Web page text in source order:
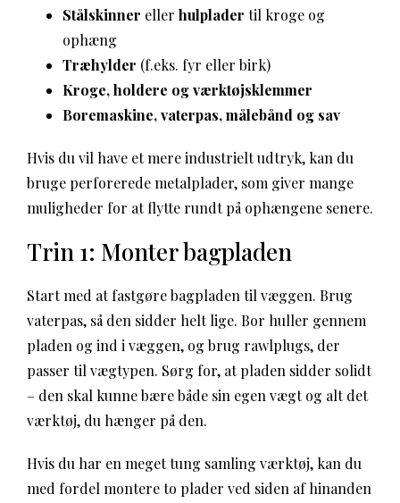
Stålskinner eller hulplader til kroge og
ophæng
Træhylder (f.eks. fyr eller birk)
Kroge, holdere og værktøjsklemmer
Boremaskine, vaterpas, målebånd og sav
Hvis du vil have et mere industrielt udtryk, kan du
bruge perforerede metalplader, som giver mange
muligheder for at flytte rundt på ophængene senere.
Trin 1: Monter bagpladen
Start med at fastgøre bagpladen til væggen. Brug
vaterpas, så den sidder helt lige. Bor huller gennem
pladen og ind i væggen, og brug rawlplugs, der
passer til vægtypen. Sørg for, at pladen sidder solidt
– den skal kunne bære både sin egen vægt og alt det
værktøj, du hænger på den.
Hvis du har en meget tung samling værktøj, kan du
med fordel montere to plader ved siden af hinanden